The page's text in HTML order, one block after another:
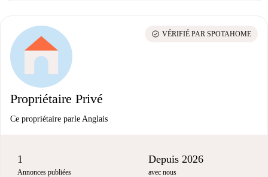
Propriétaire Privé
Ce propriétaire parle Anglais
check_circle VÉRIFIÉ PAR SPOTAHOME
1
Annonces publiées
Depuis 2026
avec nous